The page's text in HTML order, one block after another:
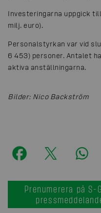
Investeringarna uppgick
milj. euro).
Personalstyrkan var vid
6 453) personer. Antalet
aktiva anställningarna.
Bilder: Nico Backström
Prenumerera på S-